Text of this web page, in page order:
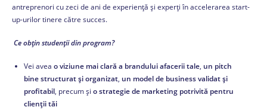
antreprenori cu zeci de ani de experiență și experți în accelerarea start-
up-urilor tinere către succes.
Ce obțin studenții din program?
Vei avea o viziune mai clară a brandului afacerii tale, un pitch
bine structurat și organizat, un model de business validat și
profitabil, precum și o strategie de marketing potrivită pentru
clienții tăi